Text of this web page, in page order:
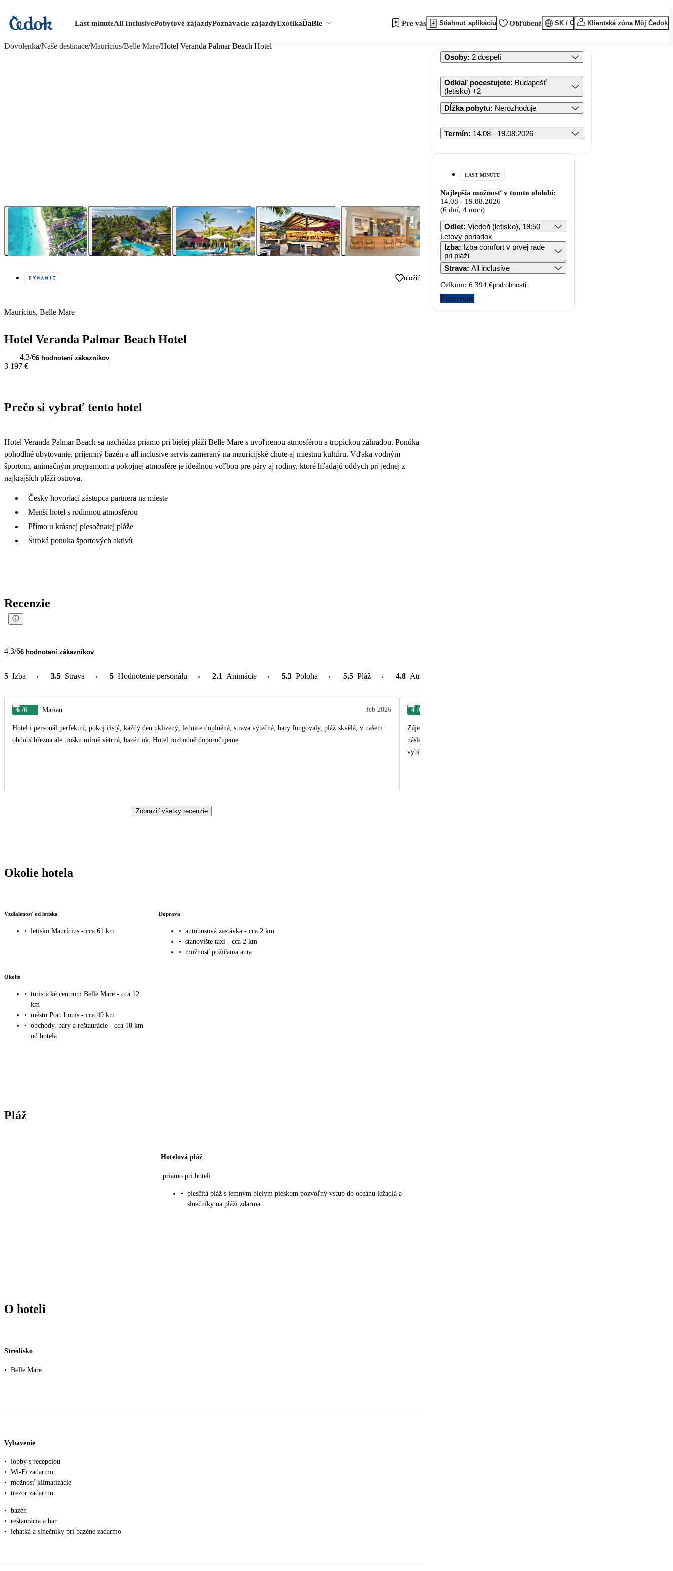
Last minuteAll InclusivePobytové zájazdyPoznávacie zájazdyExotikaĎalšie Pre vás Stiahnuť aplikáciu Obľúbené SK / € Klientská zóna Môj Čedok
Dovolenka/Naše destinace/Maurícius/Belle Mare/Hotel Veranda Palmar Beach Hotel
uložiť
Maurícius, Belle Mare
Hotel Veranda Palmar Beach Hotel
4.3/66 hodnotení zákazníkov
3 197 €
Prečo si vybrať tento hotel
Hotel Veranda Palmar Beach sa nachádza priamo pri bielej pláži Belle Mare s uvoľnenou atmosférou a tropickou záhradou. Ponúka
pohodlné ubytovanie, príjemný bazén a all inclusive servis zameraný na maurícijské chute aj miestnu kultúru. Vďaka vodným
športom, animačným programom a pokojnej atmosfére je ideálnou voľbou pre páry aj rodiny, ktoré hľadajú oddych pri jednej z
najkrajších pláží ostrova.
Česky hovoriaci zástupca partnera na mieste
Menší hotel s rodinnou atmosférou
Přímo u krásnej piesočnatej pláže
Široká ponuka športových aktivít
Recenzie
4.3/66 hodnotení zákazníkov
5 Izba 3.5 Strava 5 Hodnotenie personálu 2.1 Animácie 5.3 Poloha 5.5 Pláž 4.8 Atrakcie v okolí
6 /6 Marian feb 2026
Hotel i personál perfektní, pokoj čistý, každý den uklizený, lednice doplněná, strava výtečná, bary fungovaly, pláž skvělá, v našem
období března ale trošku mírně větrná, bazén ok. Hotel rozhodně doporučujeme.
4 /6
Zájezd byl fajn ale celkový dojem tak nějak pokazilo cestování s Emirates. Neustálé zpoždění letů přinášelo zdlouhavé čekání a
následně pak spěch při přestupech.Nakonec dovolena skončila stratou zavazadel.Celkově to
vybírat další zájezd budu při výběru zase o něco obezřetnější.
Zobraziť všetky recenzie
Okolie hotela
Vzdialenosť od letiska
• letisko Maurícius - cca 61 km
Doprava
• autobusová zastávka - cca 2 km
• stanovište taxi - cca 2 km
• možnosť požičania auta
Okolie
• turistické centrum Belle Mare - cca 12
km
• město Port Louis - cca 49 km
• obchody, bary a reštaurácie - cca 10 km
od hotela
Pláž
Hotelová pláž
priamo pri hoteli
• piesčitá pláž s jemným bielym pieskom pozvoľný vstup do oceánu ležadlá a
slnečníky na pláži zdarma
O hoteli
Stredisko
• Belle Mare
Vybavenie
• lobby s recepciou
• Wi-Fi zadarmo
• možnosť klimatizácie
• trezor zadarmo
• bazén
• reštaurácia a bar
• lehatká a slnečníky pri bazéne zadarmo
Osoby: 2 dospelí
Odkiaľ pocestujete: Budapešť
(letisko) +2
Dĺžka pobytu: Nerozhoduje
Termín: 14.08 - 19.08.2026
LAST MINUTE
Najlepšia možnosť v tomto období:
14.08 - 19.08.2026
(6 dní, 4 noci)
Odlet: Viedeň (letisko), 19:50
Letový poriadok
Izba: Izba comfort v prvej rade
pri pláži
Strava: All inclusive
Celkom: 6 394 €podrobnosti
Rezervujte